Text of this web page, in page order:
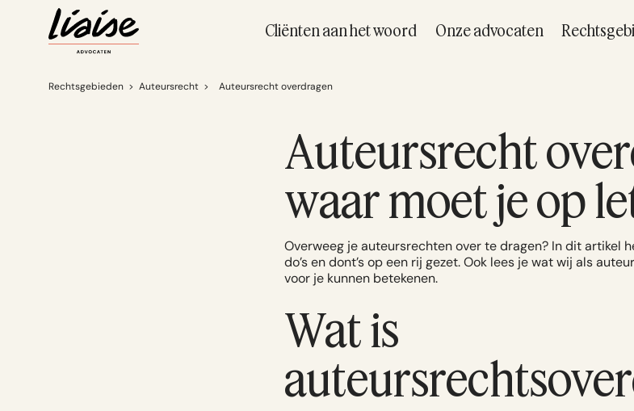
Cliënten aan het woord Onze advocaten
Rechtsgebieden > Auteursrecht > Auteursrecht overdragen
Auteursrecht
waar moet je op
Overweeg je auteursrechten over te dragen? In dit artikel
do’s en dont’s op een rij gezet. Ook lees je wat wij als
voor je kunnen betekenen.
Wat is